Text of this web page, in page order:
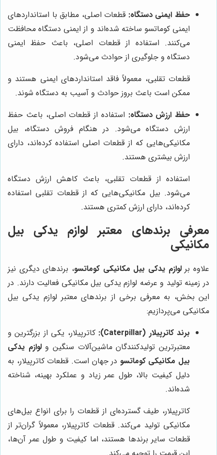
حفظ ایمنی دستگاه: قطعات اصلی، مطابق با استانداردهای
ایمنی کوماتسو ساخته شده‌اند و از ایمنی دستگاه محافظت
می‌کنند. استفاده از قطعات اصلی، باعث حفظ ایمنی
دستگاه و جلوگیری از حوادث می‌شود.
قطعات تقلبی، معمولاً فاقد استانداردهای ایمنی هستند و
ممکن است باعث بروز حوادث و آسیب به دستگاه شوند.
حفظ ارزش دستگاه: استفاده از قطعات اصلی، باعث حفظ
ارزش دستگاه می‌شود. در هنگام فروش دستگاه، بیل
مکانیکی‌هایی که از قطعات اصلی استفاده کرده‌اند، دارای
ارزش بیشتری هستند.
استفاده از قطعات تقلبی، باعث کاهش ارزش دستگاه
می‌شود. بیل مکانیکی‌هایی که از قطعات تقلبی استفاده
کرده‌اند، دارای ارزش کمتری هستند.
معرفی برندهای معتبر لوازم یدکی بیل
مکانیکی
علاوه برلوازم یدکی بیل مکانیکی کوماتسو، برندهای دیگری نیز
در زمینه تولید و عرضه لوازم یدکی بیل مکانیکی فعالیت دارند. در
این بخش، به معرفی برخی از برندهای معتبر لوازم یدکی بیل
مکانیکی می‌پردازیم:
برند کاترپیلار (Caterpillar):
کاترپیلار، یکی از بزرگترین و
معتبرترین تولیدکنندگان ماشین‌آلات سنگین ولوازم یدکی
بیل مکانیکی کوماتسو در جهان است. قطعات کاترپیلار، به
دلیل کیفیت بالا، طول عمر زیاد و عملکرد بهینه، شناخته
شده‌اند.
کاترپیلار، طیف گسترده‌ای از قطعات را برای انواع بیل‌های
مکانیکی تولید می‌کند. قطعات کاترپیلار، معمولاً گران‌تر از
قطعات سایر برندها هستند، اما کیفیت و طول عمر آن‌ها،